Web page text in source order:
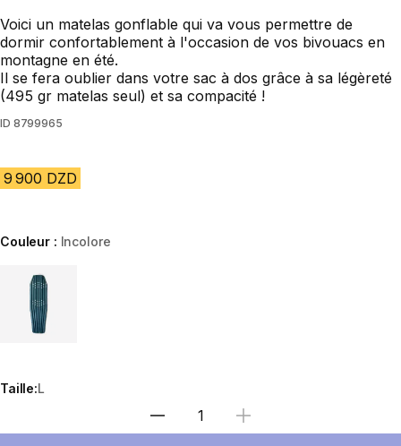
Voici un matelas gonflable qui va vous permettre de
dormir confortablement à l'occasion de vos bivouacs en
montagne en été.
Il se fera oublier dans votre sac à dos grâce à sa légèreté
(495 gr matelas seul) et sa compacité !
ID 8799965
9 900 DZD
Couleur : Incolore
Choose a variant
Taille:L
Sélectionnez la quantité